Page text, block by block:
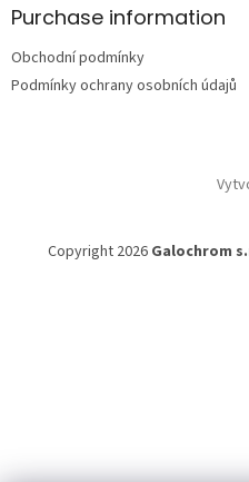
aPurchase information
Obchodní podmínky
Podmínky ochrany osobních údajů
Copyright 2026 Galochrom